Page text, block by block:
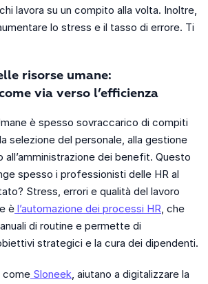
lavora su un compito alla volta. Inoltre,
lo stress e il tasso di errore. Ti
risorse umane:
via verso l’efficienza
è spesso sovraccarico di compiti
selezione del personale, alla gestione
dei benefit. Questo
spesso i professionisti delle HR al
Stress, errori e qualità del lavoro
è l’automazione dei processi HR, che
di routine e permette di
strategici e la cura dei dipendenti.
come Sloneek, aiutano a digitalizzare la